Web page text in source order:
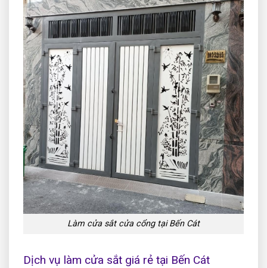
Làm cửa sắt cửa cổng tại Bến Cát
Dịch vụ làm cửa sắt giá rẻ tại Bến Cát